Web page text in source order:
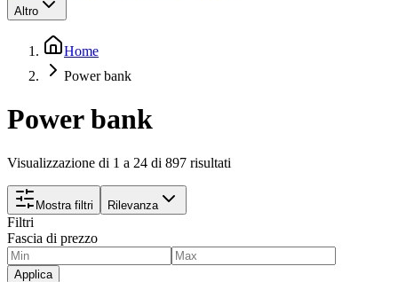
Altro
Home
Power bank
Power bank
Visualizzazione di 1 a 24 di 897 risultati
Mostra filtri Rilevanza
Filtri
Fascia di prezzo
Applica